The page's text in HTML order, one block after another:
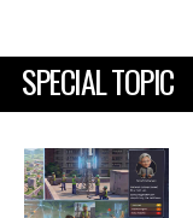
SPECIAL TOPIC